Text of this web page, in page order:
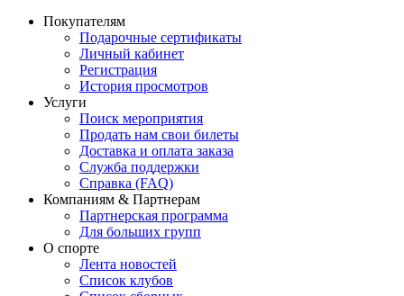
Покупателям
Подарочные сертификаты
Личный кабинет
Регистрация
История просмотров
Услуги
Поиск мероприятия
Продать нам свои билеты
Доставка и оплата заказа
Служба поддержки
Справка (FAQ)
Компаниям & Партнерам
Партнерская программа
Для больших групп
О спорте
Лента новостей
Список клубов